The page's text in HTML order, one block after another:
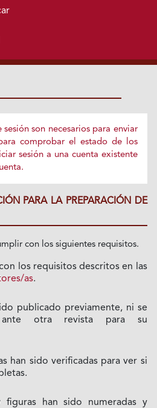
son necesarios para enviar
comprobar el estado de los
sesióna una cuenta existente
PARA LA PREPARACIÓN DE
con los siguientes requisitos.
los requisitos descritos en las
as.
publicado previamente, ni se
ante otra revista para su
han sido verificadas para ver si
figuras han sido numeradas y